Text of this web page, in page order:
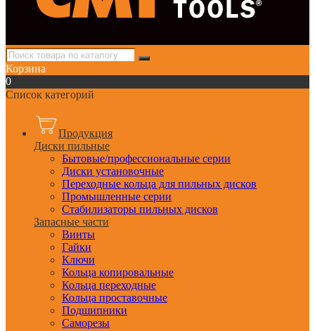
Корзина
0
Список категорий
Продукция
Диски пильные
Бытовые/профессиональные серии
Диски установочные
Переходные кольца для пильных дисков
Промышленные серии
Стабилизаторы пильных дисков
Запасные части
Винты
Гайки
Ключи
Кольца копировальные
Кольца переходные
Кольца проставочные
Подшипники
Саморезы